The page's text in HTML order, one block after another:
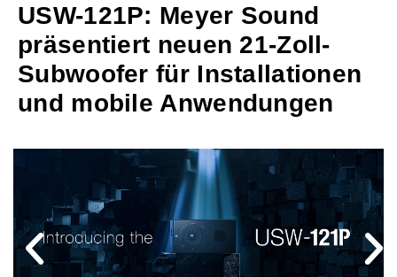
USW-121P: Meyer Sound
präsentiert neuen 21-Zoll-
Subwoofer für Installationen
und mobile Anwendungen